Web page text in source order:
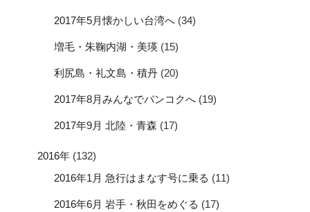
2017年5月懐かしい台湾へ (34)
増毛・朱鞠内湖・美瑛 (15)
利尻島・礼文島・積丹 (20)
2017年8月みんなでバンコクへ (19)
2017年9月 北陸・青森 (17)
2016年 (132)
2016年1月 急行はまなす号に乗る (11)
2016年6月 岩手・秋田をめぐる (17)